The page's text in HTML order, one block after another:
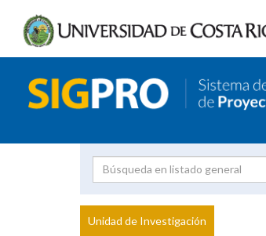
Proyecto
Investigador
Unidad de Investigación